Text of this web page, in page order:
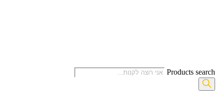
Products search